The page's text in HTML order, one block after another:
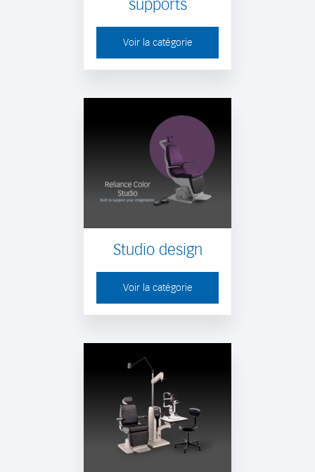
supports
Voir la catégorie
Studio design
Voir la catégorie